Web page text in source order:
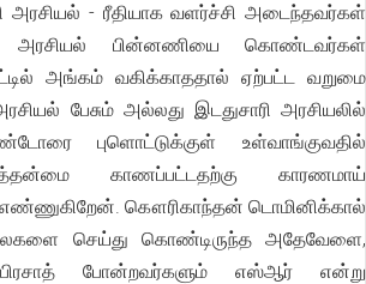
அரசியல் - ரீதியாக வளர்ச்சி அடைந்தவர்கள்
அரசியல் பின்னணியை கொண்டவர்கள்
அங்கம் வகிக்காததால் ஏற்பட்ட வறுமை
பேசும் அல்லது இடதுசாரி அரசியலில்
புளொட்டுக்குள் உள்வாங்குவதில்
காணப்பட்டதற்கு காரணமாய்
எண்ணுகிறேன். கௌரிகாந்தன் டொமினிக்கால்
செய்து கொண்டிருந்த அதேவேளை,
பிரசாத் போன்றவர்களும் எஸ்ஆர் என்று